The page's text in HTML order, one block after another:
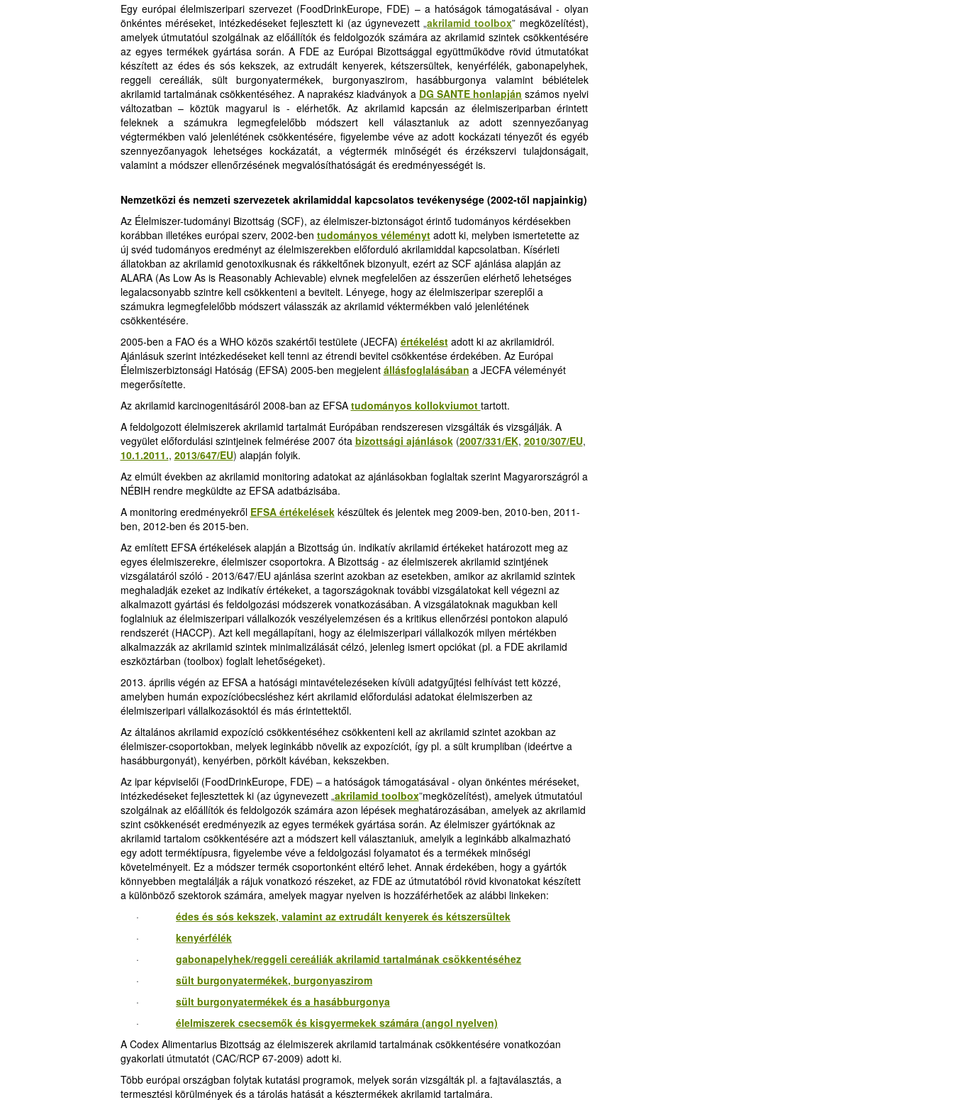
Egy európai élelmiszeripari szervezet (FoodDrinkEurope, FDE) – a hatóságok támogatásával - olyan
önkéntes méréseket, intézkedéseket fejlesztett ki (az úgynevezett„akrilamid toolbox” megközelítést),
amelyek útmutatóul szolgálnak az előállítók és feldolgozók számára az akrilamid szintek csökkentésére
az egyes termékek gyártása során. A FDE az Európai Bizottsággal együttműködve rövid útmutatókat
készített az édes és sós kekszek, az extrudált kenyerek, kétszersültek, kenyérfélék, gabonapelyhek,
reggeli cereáliák, sült burgonyatermékek, burgonyaszirom, hasábburgonya valamint bébiételek
akrilamid tartalmának csökkentéséhez. A naprakész kiadványok a DG SANTE honlapján számos nyelvi
változatban – köztük magyarul is - elérhetők. Az akrilamid kapcsán az élelmiszeriparban érintett
feleknek a számukra legmegfelelőbb módszert kell választaniuk az adott szennyezőanyag
végtermékben való jelenlétének csökkentésére, figyelembe véve az adott kockázati tényezőt és egyéb
szennyezőanyagok lehetséges kockázatát, a végtermék minőségét és érzékszervi tulajdonságait,
valamint a módszer ellenőrzésének megvalósíthatóságát és eredményességét is.
Nemzetközi és nemzeti szervezetek akrilamiddal kapcsolatos tevékenysége(2002-től napjainkig)
Az Élelmiszer-tudományi Bizottság (SCF), az élelmiszer-biztonságot érintő tudományos kérdésekben
korábban illetékes európai szerv, 2002-ben tudományos véleményt adott ki, melyben ismertetette az
új svéd tudományos eredményt az élelmiszerekben előforduló akrilamiddal kapcsolatban. Kísérleti
állatokban az akrilamid genotoxikusnak és rákkeltőnek bizonyult, ezért az SCF ajánlása alapján az
ALARA (As Low As is Reasonably Achievable) elvnek megfelelően az ésszerűen elérhető lehetséges
legalacsonyabb szintre kell csökkenteni a bevitelt. Lényege, hogy az élelmiszeripar szereplői a
számukra legmegfelelőbb módszert válasszák az akrilamid véktermékben való jelenlétének
csökkentésére.
2005-ben a FAO és a WHO közös szakértői testülete (JECFA) értékelést adott ki az akrilamidról.
Ajánlásuk szerint intézkedéseket kell tenni az étrendi bevitel csökkentése érdekében. Az Európai
Élelmiszerbiztonsági Hatóság (EFSA) 2005-ben megjelent állásfoglalásában a JECFA véleményét
megerősítette.
Az akrilamid karcinogenitásáról 2008-ban az EFSA tudományos kollokviumot tartott.
A feldolgozott élelmiszerek akrilamid tartalmát Európában rendszeresen vizsgálták és vizsgálják. A
vegyület előfordulási szintjeinek felmérése 2007 óta bizottsági ajánlások(2007/331/EK, 2010/307/EU,
10.1.2011., 2013/647/EU) alapján folyik.
Az elmúlt években az akrilamid monitoring adatokat az ajánlásokban foglaltak szerint Magyarországról a
NÉBIH rendre megküldte az EFSA adatbázisába.
A monitoring eredményekről EFSA értékelésekkészültek és jelentek meg 2009-ben, 2010-ben, 2011-
ben, 2012-ben és 2015-ben.
Az említett EFSA értékelések alapján a Bizottság ún. indikatív akrilamid értékeket határozott meg az
egyes élelmiszerekre, élelmiszer csoportokra. A Bizottság - az élelmiszerek akrilamid szintjének
vizsgálatáról szóló - 2013/647/EU ajánlása szerint azokban az esetekben, amikor az akrilamid szintek
meghaladják ezeket az indikatív értékeket, a tagországoknak további vizsgálatokat kell végezni az
alkalmazott gyártási és feldolgozási módszerek vonatkozásában. A vizsgálatoknak magukban kell
foglalniuk az élelmiszeripari vállalkozók veszélyelemzésen és a kritikus ellenőrzési pontokon alapuló
rendszerét (HACCP). Azt kell megállapítani, hogy az élelmiszeripari vállalkozók milyen mértékben
alkalmazzák az akrilamid szintek minimalizálását célzó, jelenleg ismert opciókat (pl. a FDE akrilamid
eszköztárban (toolbox) foglalt lehetőségeket).
2013. április végén az EFSA a hatósági mintavételezéseken kívüli adatgyűjtési felhívást tett közzé,
amelyben humán expozícióbecsléshez kért akrilamid előfordulási adatokat élelmiszerben az
élelmiszeripari vállalkozásoktól és más érintettektől.
Az általános akrilamid expozíció csökkentéséhez csökkenteni kell az akrilamid szintet azokban az
élelmiszer-csoportokban, melyek leginkább növelik az expozíciót, így pl. a sült krumpliban (ideértve a
hasábburgonyát), kenyérben, pörkölt kávéban, kekszekben.
Az ipar képviselői (FoodDrinkEurope, FDE) – a hatóságok támogatásával - olyan önkéntes méréseket,
intézkedéseket fejlesztettek ki (az úgynevezett„akrilamid toolbox”megközelítést), amelyek útmutatóul
szolgálnak az előállítók és feldolgozók számára azon lépések meghatározásában, amelyek az akrilamid
szint csökkenését eredményezik az egyes termékek gyártása során. Az élelmiszer gyártóknak az
akrilamid tartalom csökkentésére azt a módszert kell választaniuk, amelyik a leginkább alkalmazható
egy adott terméktípusra, figyelembe véve a feldolgozási folyamatot és a termékek minőségi
követelményeit. Ez a módszer termék csoportonként eltérő lehet. Annak érdekében, hogy a gyártók
könnyebben megtalálják a rájuk vonatkozó részeket, az FDE az útmutatóból rövid kivonatokat készített
a különböző szektorok számára, amelyek magyar nyelven is hozzáférhetőek az alábbi linkeken:
·édes és sós kekszek, valamint az extrudált kenyerek és kétszersültek
·kenyérfélék
·gabonapelyhek/reggeli cereáliák akrilamid tartalmának csökkentéséhez
·sült burgonyatermékek, burgonyaszirom
·sült burgonyatermékek és a hasábburgonya
·élelmiszerek csecsemők és kisgyermekek számára (angol nyelven)
A Codex Alimentarius Bizottság az élelmiszerek akrilamid tartalmának csökkentésére vonatkozóan
gyakorlati útmutatót (CAC/RCP 67-2009) adott ki.
Több európai országban folytak kutatási programok, melyek során vizsgálták pl. a fajtaválasztás, a
termesztési körülmények és a tárolás hatását a késztermékek akrilamid tartalmára.